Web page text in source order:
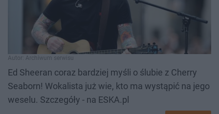
Autor: Archiwum serwisu
Ed Sheeran coraz bardziej myśli o ślubie z Cherry
Seaborn! Wokalista już wie, kto ma wystąpić na jego
weselu. Szczegóły - na ESKA.pl